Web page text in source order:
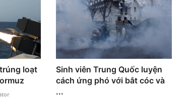
loạt
Sinh viên Trung Quốc luyện
cách ứng phó với bắt cóc và
...